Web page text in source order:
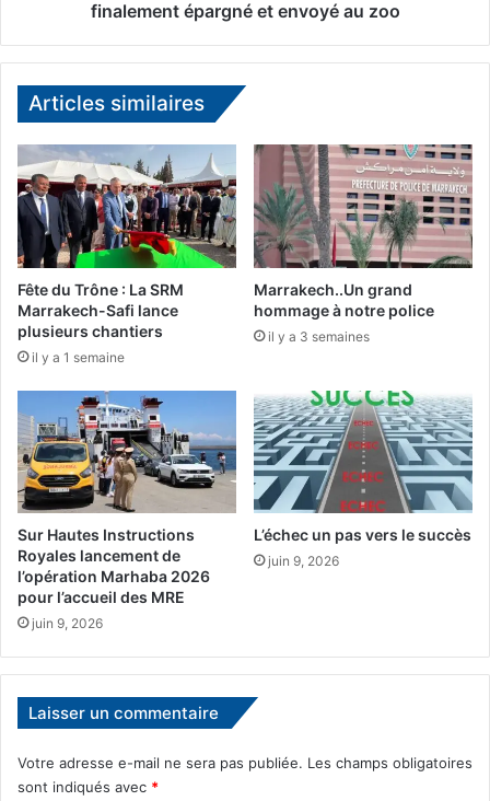
,
s
o
s
i
e
d
e
«
D
o
d
T
r
u
m
p
»
f
i
a
l
e
n
finalement épargné et envoyé au zoo
Articles similaires
Fête du Trône : La SRM
Marrakech-Safi lance
plusieurs chantiers
il y a 1 semaine
Marrakech..Un grand
hommage à notre police
il y a 3 semaines
Sur Hautes Instructions
Royales lancement de
l’opération Marhaba 2026
pour l’accueil des MRE
juin 9, 2026
L’échec un pas vers le succès
juin 9, 2026
Laisser un commentaire
Votre adresse e-mail ne sera pas publiée. Les champs obligatoires
sont indiqués avec *